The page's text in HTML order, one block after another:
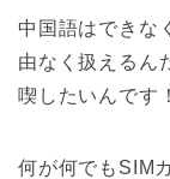
中国語はできな
由なく扱えるん
喫したいんです！
何が何でもSIM